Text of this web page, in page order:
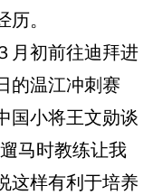
。
初前往迪拜进
的温江冲刺赛
国小将王文勋谈
马时教练让我
这样有利于培养